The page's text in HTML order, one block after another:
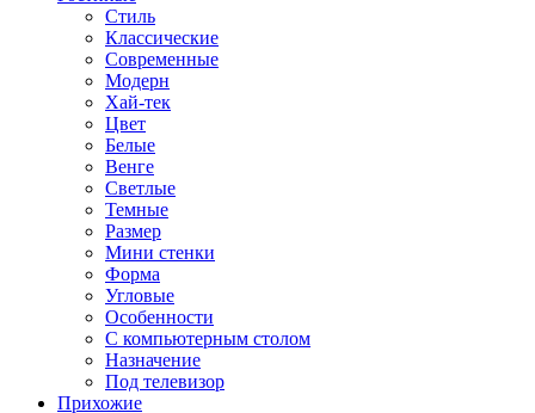
Стиль
Классические
Современные
Модерн
Хай-тек
Цвет
Белые
Венге
Светлые
Темные
Размер
Мини стенки
Форма
Угловые
Особенности
С компьютерным столом
Назначение
Под телевизор
Прихожие